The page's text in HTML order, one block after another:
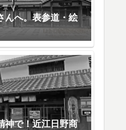
んへ。表参道・絵
神で！近江日野商